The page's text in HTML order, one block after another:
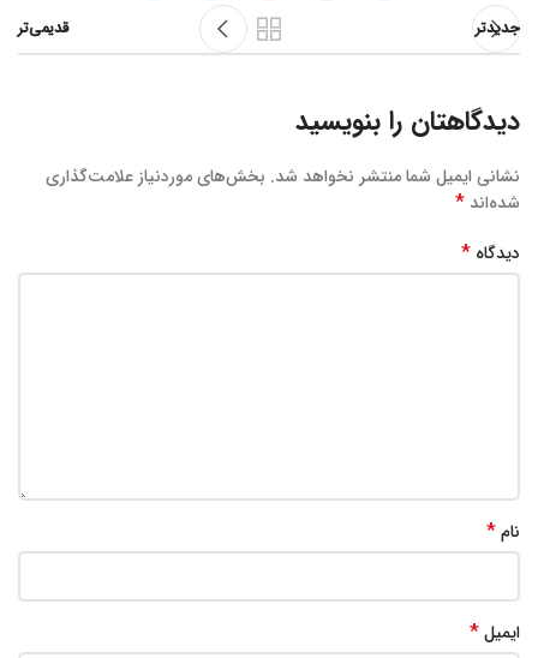
جدیدتر قدیمی‌تر
دیدگاهتان را بنویسید
نشانی ایمیل شما منتشر نخواهد شد. بخش‌های موردنیاز علامت‌گذاری
شده‌اند *
دیدگاه *
نام*
ایمیل*